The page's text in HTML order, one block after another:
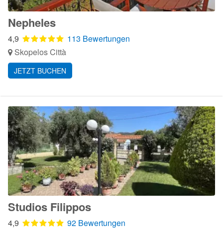
Nepheles
4,9
113 Bewertungen
Skopelos Città
JETZT BUCHEN
Studios Filippos
4,9
92 Bewertungen